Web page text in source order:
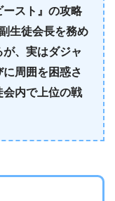
スト』の攻略
生徒会長を務め
、実はダジャ
周囲を困惑さ
内で上位の戦